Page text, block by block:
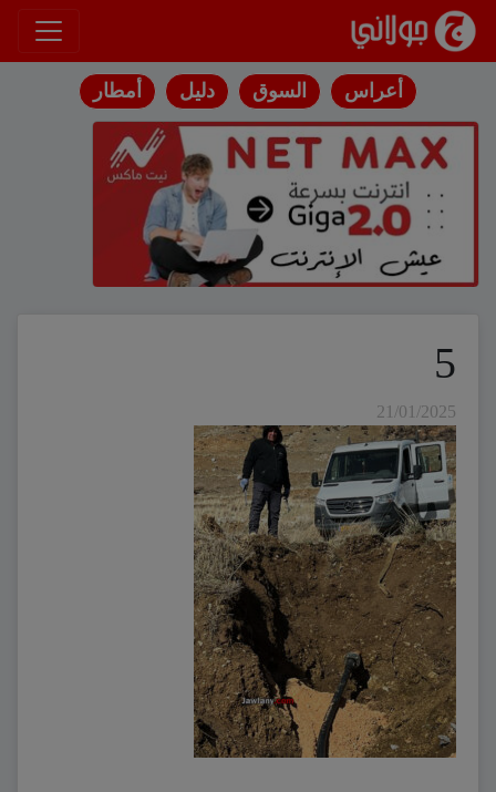
انتقل إلى المحتوى
أعراس السوق دليل أمطار
5
21/01/2025